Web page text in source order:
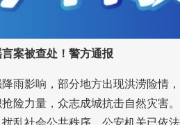
案被查处！警方通报
影响，部分地方出现洪涝险情
险力量，众志成城抗击自然灾害
乱社会公共秩序，公安机关已依